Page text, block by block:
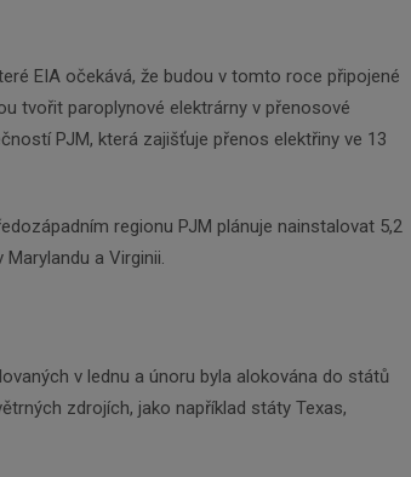
EIA očekává, že budou v tomto roce připojené
tvořit paroplynové elektrárny v přenosové
PJM, která zajišťuje přenos elektřiny ve 13
regionu PJM plánuje nainstalovat 5,2
Marylandu a Virginii.
v lednu a únoru byla alokována do států
zdrojích, jako například státy Texas,